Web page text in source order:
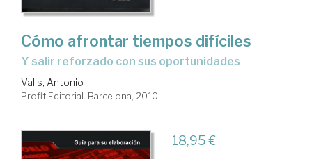
Cómo afrontar tiempos difíciles
Y salir reforzado con sus oportunidades
Valls, Antonio
Profit Editorial. Barcelona, 2010
18,95 €